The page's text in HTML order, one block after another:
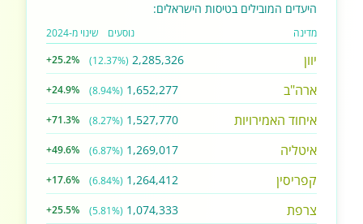
היעדים המובילים בטיסות הישראלים:
מדינה נוסעים שינוי מ-2024
יוון 2,285,326
(12.37%)
+25.2%
ארה"ב 1,652,277
(8.94%)
+24.9%
איחוד האמירויות 1,527,770
(8.27%)
+71.3%
איטליה 1,269,017
(6.87%)
+49.6%
קפריסין 1,264,412
(6.84%)
+17.6%
צרפת 1,074,333
(5.81%)
+25.5%